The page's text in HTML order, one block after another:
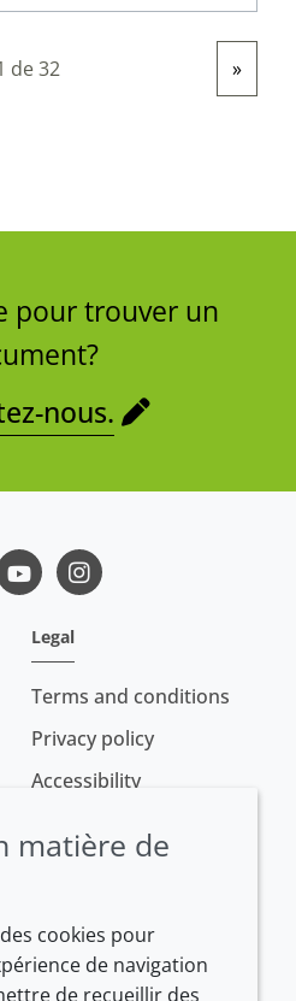
de 32Pages »
pour trouver un
nous.
YoutubeInstagram
Legal
Terms and conditions
Privacy policy
Accessibility
Conditions of sale
matière de
cookies pour
de navigation
de recueillir des